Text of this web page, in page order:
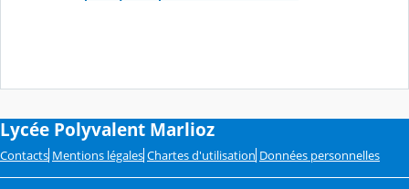
Lycée Polyvalent Marlioz
Contacts Mentions légales Chartes d'utilisation Données personnelles